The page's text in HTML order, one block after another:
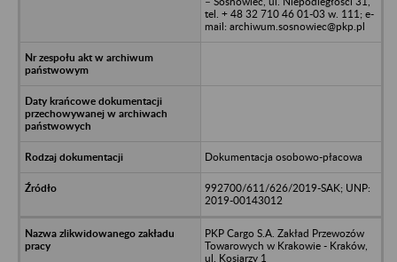
tel. + 48 32 710 46 01-03 w. 111; e-
mail: archiwum.sosnowiec@pkp.pl
Dokumentacja osobowo-płacowa
992700/611/626/2019-SAK; UNP:
2019-00143012
PKP Cargo S.A. Zakład Przewozów
Towarowych w Krakowie - Kraków,
ul. Kosiarzy 1